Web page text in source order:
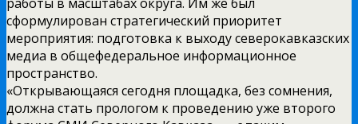
сформулирован стратегический приоритет
мероприятия: подготовка к выходу северокавказских
медиа в общефедеральное информационное
пространство.
«Открывающаяся сегодня площадка, без сомнения,
должна стать прологом к проведению уже второго